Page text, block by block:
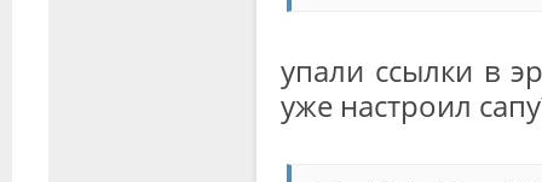
упали ссылки в
уже настроил